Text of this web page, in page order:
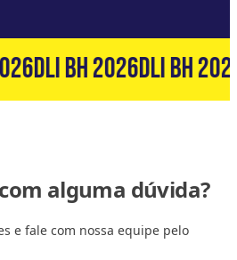
DLI BH 2026DLI BH
alguma dúvida?
e fale com nossa equipe pelo